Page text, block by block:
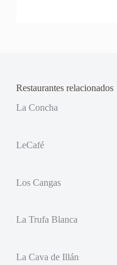
Restaurantes relacionados
La Concha
LeCafé
Los Cangas
La Trufa Blanca
La Cava de Illán